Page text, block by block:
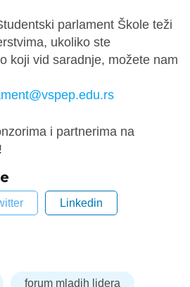
parlament Škole teži
ukoliko ste
koji vid saradnje, možete nam
i partnerima na
Linkedin
forum mladih lidera